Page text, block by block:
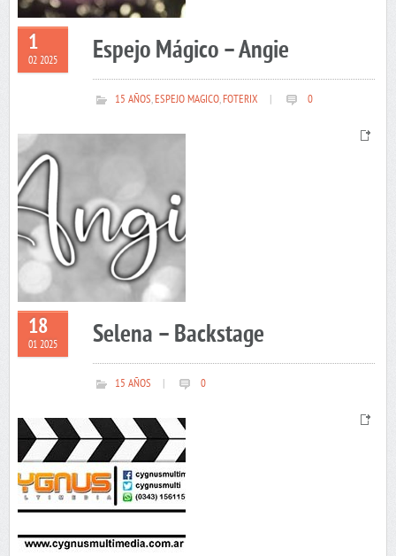
1
02 2025 Espejo Mágico – Angie
15 AÑOS,ESPEJO MAGICO,FOTERIX 0
18
01 2025 Selena – Backstage
15 AÑOS 0